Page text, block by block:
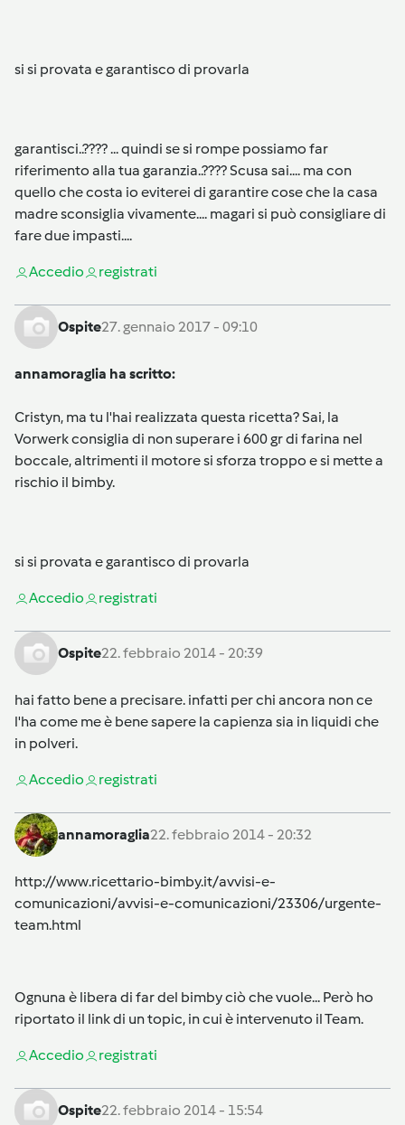
si si provata e garantisco di provarla
garantisci..???? ... quindi se si rompe possiamo far
riferimento alla tua garanzia..???? Scusa sai.... ma con
quello che costa io eviterei di garantire cose che la casa
madre sconsiglia vivamente.... magari si può consigliare di
fare due impasti....
Accedio registrati
Ospite27. gennaio 2017 - 09:10
annamoraglia ha scritto:
Cristyn, ma tu l'hai realizzata questa ricetta? Sai, la
Vorwerk consiglia di non superare i 600 gr di farina nel
boccale, altrimenti il motore si sforza troppo e si mette a
rischio il bimby.
si si provata e garantisco di provarla
Accedio registrati
Ospite22. febbraio 2014 - 20:39
hai fatto bene a precisare. infatti per chi ancora non ce
l'ha come me è bene sapere la capienza sia in liquidi che
in polveri.
Accedio registrati
annamoraglia22. febbraio 2014 - 20:32
http://www.ricettario-bimby.it/avvisi-e-
comunicazioni/avvisi-e-comunicazioni/23306/urgente-
team.html
Ognuna è libera di far del bimby ciò che vuole... Però ho
riportato il link di un topic, in cui è intervenuto il Team.
Accedio registrati
Ospite22. febbraio 2014 - 15:54